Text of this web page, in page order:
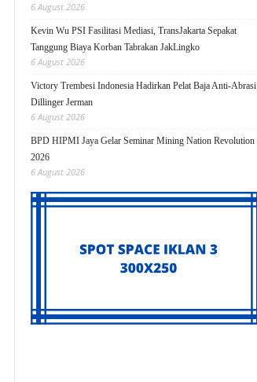
6 August 2026
Kevin Wu PSI Fasilitasi Mediasi, TransJakarta Sepakat
Tanggung Biaya Korban Tabrakan JakLingko
6 August 2026
Victory Trembesi Indonesia Hadirkan Pelat Baja Anti-Abrasi
Dillinger Jerman
6 August 2026
BPD HIPMI Jaya Gelar Seminar Mining Nation Revolution
2026
6 August 2026